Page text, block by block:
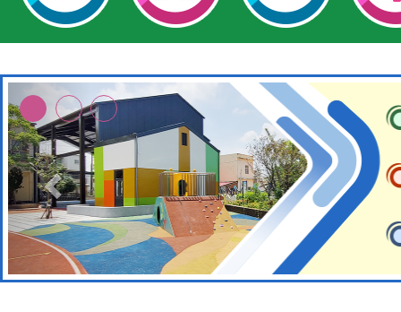
轉知經濟部水利署委託